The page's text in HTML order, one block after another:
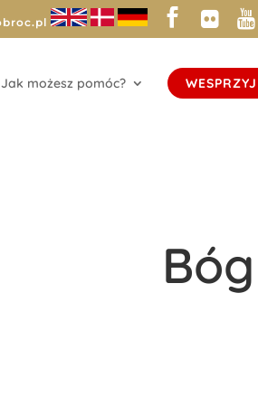
Jak możesz pomóc? WESPRZYJ